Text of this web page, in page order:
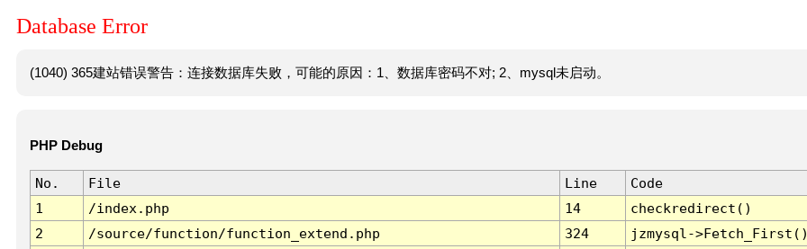
Database Error
(1040) 365建站错误警告：连接数据库失败，可能的原因：1、数据库密码不对; 2、mysql未启动。
PHP Debug
No. File Line
Code
1
/index.php 14
checkredirect()
2
/source/function/function_extend.php 324
jzmysql-